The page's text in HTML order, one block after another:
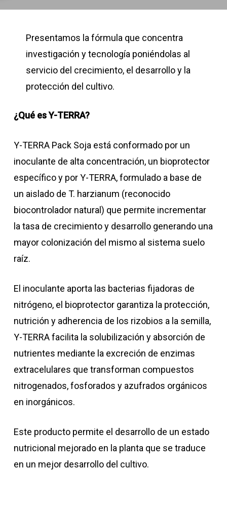
Presentamos la fórmula que concentra
investigación y tecnología poniéndolas al
servicio del crecimiento, el desarrollo y la
protección del cultivo.
¿Qué es Y-TERRA?
Y-TERRA Pack Soja está conformado por un
inoculante de alta concentración, un bioprotector
específico y por Y-TERRA, formulado a base de
un aislado de T. harzianum (reconocido
biocontrolador natural) que permite incrementar
la tasa de crecimiento y desarrollo generando una
mayor colonización del mismo al sistema suelo
raíz.
El inoculante aporta las bacterias fijadoras de
nitrógeno, el bioprotector garantiza la protección,
nutrición y adherencia de los rizobios a la semilla,
Y-TERRA facilita la solubilización y absorción de
nutrientes mediante la excreción de enzimas
extracelulares que transforman compuestos
nitrogenados, fosforados y azufrados orgánicos
en inorgánicos.
Este producto permite el desarrollo de un estado
nutricional mejorado en la planta que se traduce
en un mejor desarrollo del cultivo.